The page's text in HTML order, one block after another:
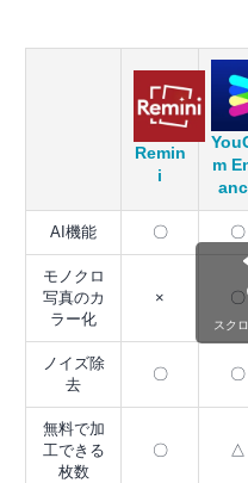
Remin
i
m
AI機能 〇 〇
モノクロ
写真のカ
ラー化
× 〇
ノイズ除
去
〇 〇
無料で加
工できる
枚数
〇 △
スク